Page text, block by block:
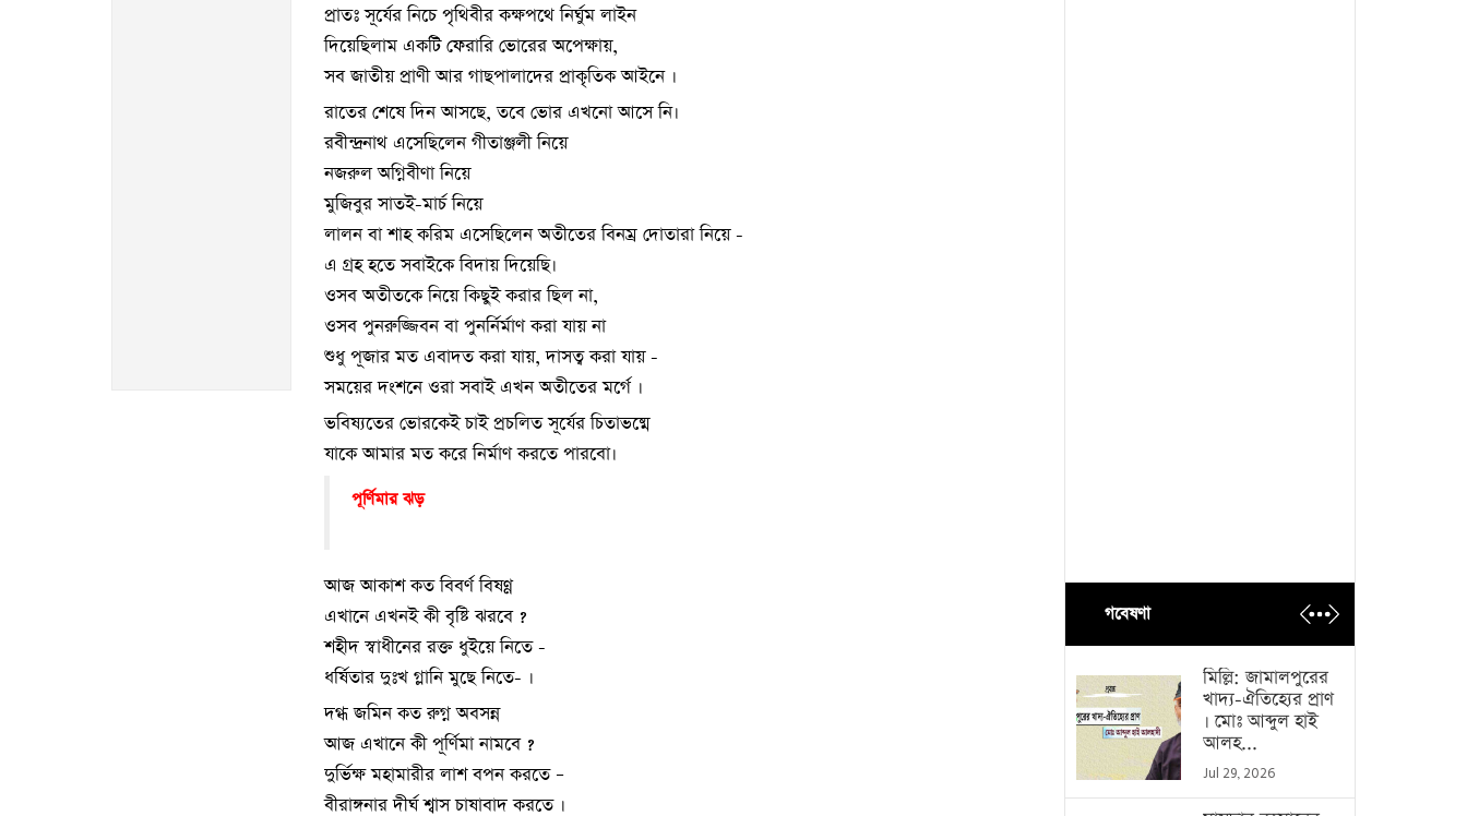
প্রাতঃ সূর্যের নিচে পৃথিবীর কক্ষপথে নির্ঘুম লাইন
দিয়েছিলাম একটি ফেরারি ভোরের অপেক্ষায়,
সব জাতীয় প্রাণী আর গাছপালাদের প্রাকৃতিক আইনে ।
রাতের শেষে দিন আসছে, তবে ভোর এখনো আসে নি।
রবীন্দ্রনাথ এসেছিলেন গীতাঞ্জলী নিয়ে
নজরুল অগ্নিবীণা নিয়ে
মুজিবুর সাতই-মার্চ নিয়ে
লালন বা শাহ করিম এসেছিলেন অতীতের বিনম্র দোতারা নিয়ে -
এ গ্রহ হতে সবাইকে বিদায় দিয়েছি।
ওসব অতীতকে নিয়ে কিছুই করার ছিল না,
ওসব পুনরুজ্জিবন বা পুনর্নির্মাণ করা যায় না
শুধু পূজার মত এবাদত করা যায়, দাসত্ব করা যায় -
সময়ের দংশনে ওরা সবাই এখন অতীতের মর্গে ।
ভবিষ্যতের ভোরকেই চাই প্রচলিত সূর্যের চিতাভষ্মে
যাকে আমার মত করে নির্মাণ করতে পারবো।
পূর্ণিমার ঝড়
আজ আকাশ কত বিবর্ণ বিষণ্ণ
এখানে এখনই কী বৃষ্টি ঝরবে ?
শহীদ স্বাধীনের রক্ত ধুইয়ে নিতে -
ধর্ষিতার দুঃখ গ্লানি মুছে নিতে- ।
দগ্ধ জমিন কত রুগ্ন অবসন্ন
আজ এখানে কী পূর্ণিমা নামবে ?
দুর্ভিক্ষ মহামারীর লাশ বপন করতে –
বীরাঙ্গনার দীর্ঘ শ্বাস চাষাবাদ করতে ।
গবেষণা
মিল্লি: জামালপুরের
খাদ্য-ঐতিহ্যের প্রাণ
। মোঃ আব্দুল হাই
আলহ...
Jul 29, 2026